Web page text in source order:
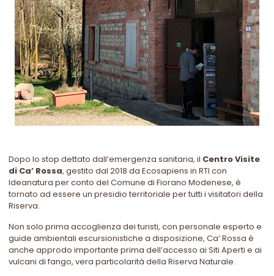
Dopo lo stop dettato dall’emergenza sanitaria, il Centro Visite
di Ca’ Rossa, gestito dal 2018 da Ecosapiens in RTI con
Ideanatura per conto del Comune di Fiorano Modenese, è
tornato ad essere un presidio territoriale per tutti i visitatori della
Riserva.
Non solo prima accoglienza dei turisti, con personale esperto e
guide ambientali escursionistiche a disposizione, Ca’ Rossa è
anche approdo importante prima dell’accesso ai Siti Aperti e ai
vulcani di fango, vera particolarità della Riserva Naturale.